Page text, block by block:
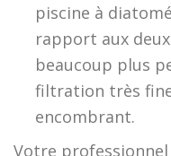
piscine à
rapport aux
beaucoup plus
filtration très
encombrant.
Votre professionnel